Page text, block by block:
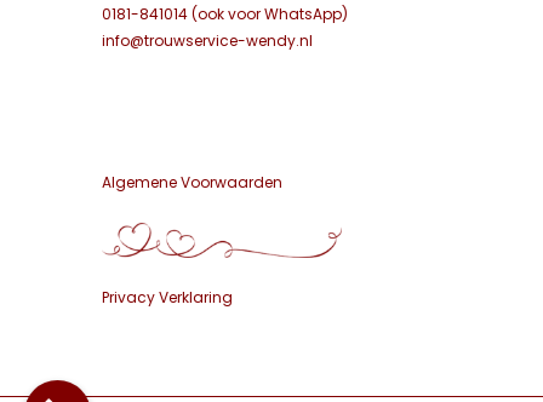
0181-841014 (ook voor WhatsApp)
info@trouwservice-wendy.nl
Algemene Voorwaarden
Privacy Verklaring